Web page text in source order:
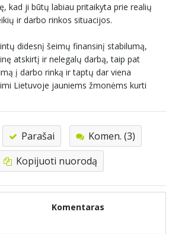
kad ji būtų labiau pritaikyta prie realių
ir darbo rinkos situacijos.
didesnį šeimų finansinį stabilumą,
atskirtį ir nelegalų darbą, taip pat
į darbo rinką ir taptų dar viena
Lietuvoje jauniems žmonėms kurti
Parašai
Komen. (3)
Kopijuoti nuorodą
Komentaras